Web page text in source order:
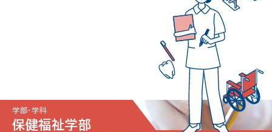
学部・学科
保健福祉学部